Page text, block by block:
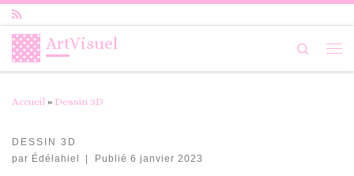
ArtVisuel
Search
Accueil » Dessin 3D
DESSIN 3D
par Édélahiel | Publié 6 janvier 2023